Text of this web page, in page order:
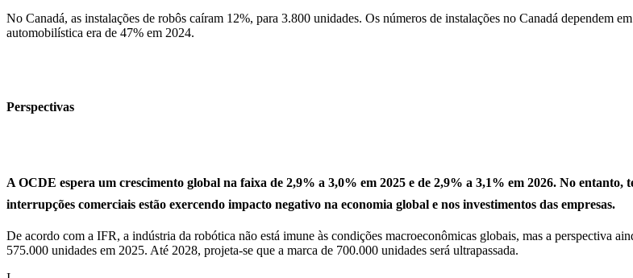
No Canadá, as instalações de robôs caíram 12%, para 3.800 unidades. Os números de instalações no Canadá dependem
automobilística era de 47% em 2024.
Perspectivas
A OCDE espera um crescimento global na faixa de 2,9% a 3,0% em 2025 e de 2,9% a 3,1% em 2026. No
interrupções comerciais estão exercendo impacto negativo na economia global e nos investimentos das empresas.
De acordo com a IFR, a indústria da robótica não está imune às condições macroeconômicas globais, mas a perspectiva
575.000 unidades em 2025. Até 2028, projeta-se que a marca de 700.000 unidades será ultrapassada.